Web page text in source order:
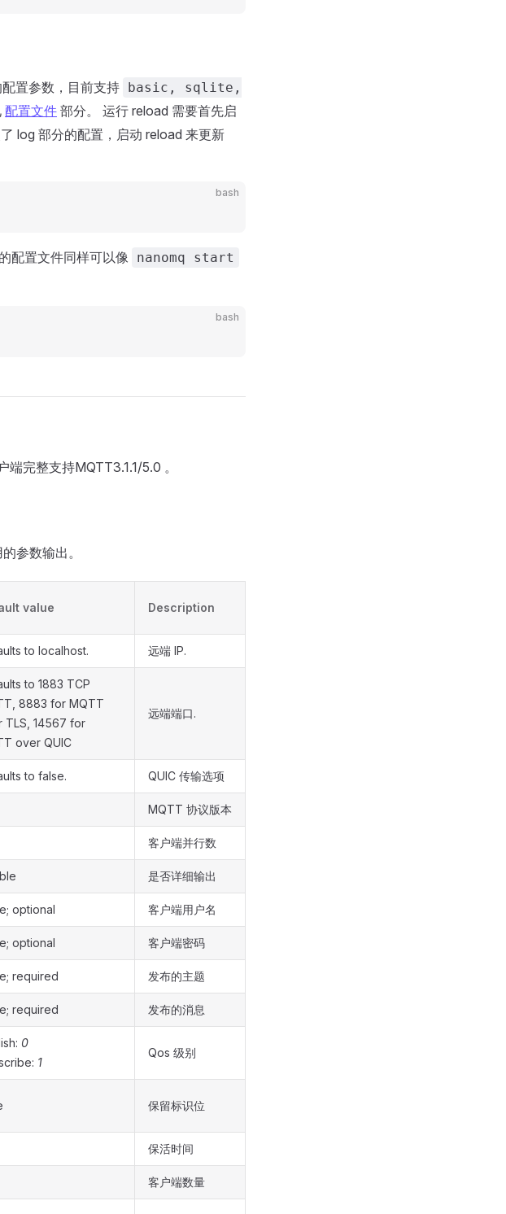
置参数，目前支持 basic, sqlite,
配置文件 部分。 运行 reload 需要首先启
log 部分的配置，启动 reload 来更新
bash
配置文件同样可以像 nanomq start
bash
端完整支持MQTT3.1.1/5.0 。
参数输出。
value Description
to localhost. 远端 IP.
to 1883 TCP
8883 for MQTT
TLS, 14567 for
over QUIC
远端端口.
to false. QUIC 传输选项
MQTT 协议版本
客户端并行数
是否详细输出
optional 客户端用户名
optional 客户端密码
required 发布的主题
required 发布的消息
0
1
Qos 级别
保留标识位
保活时间
客户端数量